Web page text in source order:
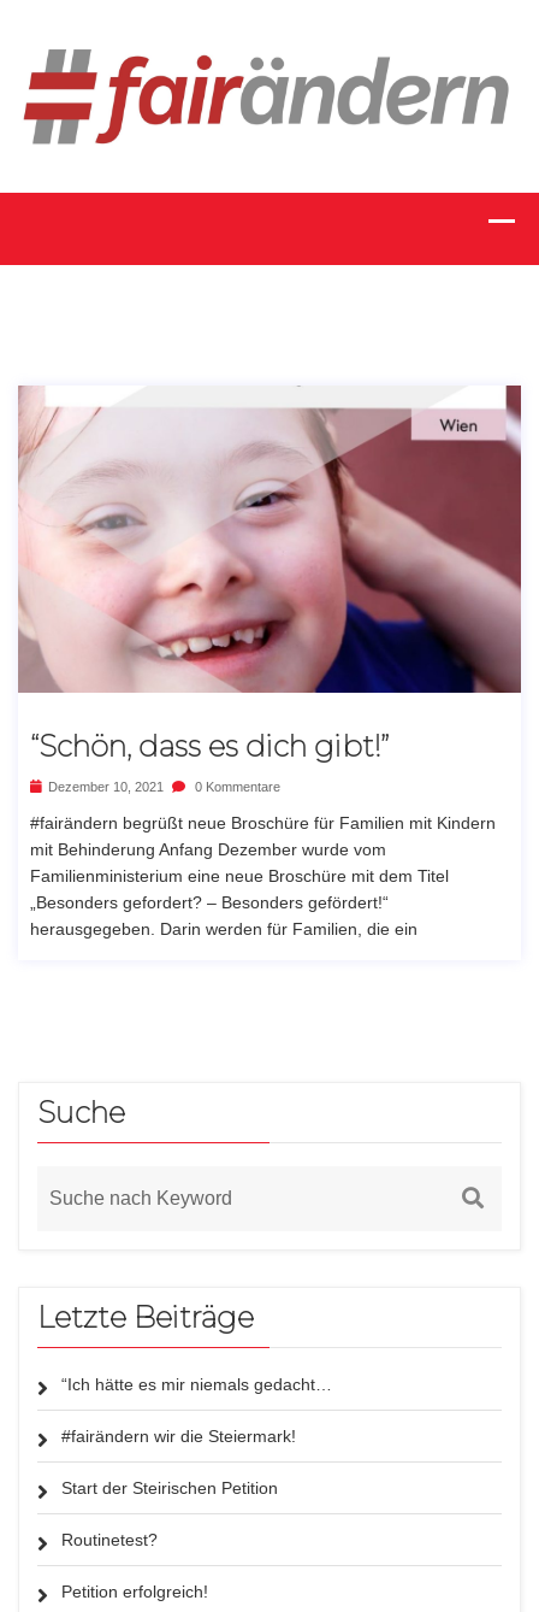
“Schön, dass es dich gibt!”
Dezember 10, 2021 0 Kommentare
#fairändern begrüßt neue Broschüre für Familien mit Kindern
mit Behinderung Anfang Dezember wurde vom
Familienministerium eine neue Broschüre mit dem Titel
„Besonders gefordert? – Besonders gefördert!“
herausgegeben. Darin werden für Familien, die ein
Suche
Letzte Beiträge
“Ich hätte es mir niemals gedacht…
#fairändern wir die Steiermark!
Start der Steirischen Petition
Routinetest?
Petition erfolgreich!